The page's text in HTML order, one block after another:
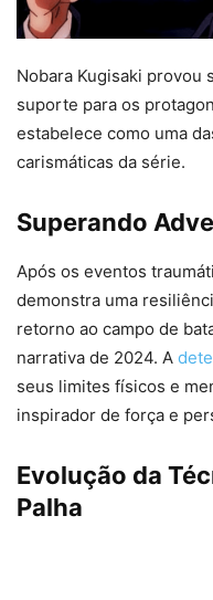
Nobara Kugisaki provou
suporte para os
estabelece como uma
carismáticas da série.
Superando
Após os eventos
demonstra uma
retorno ao campo de
narrativa de 2024. A
seus limites físicos e
inspirador de força e
Evolução da
Palha